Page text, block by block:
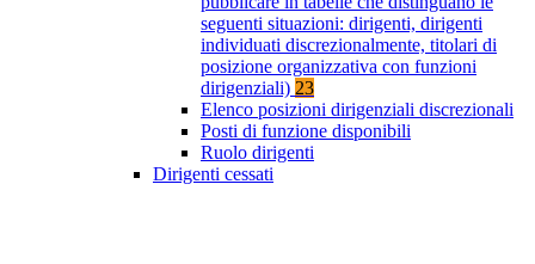
seguenti situazioni: dirigenti, dirigenti
individuati discrezionalmente, titolari di
posizione organizzativa con funzioni
dirigenziali) 23
Elenco posizioni dirigenziali discrezionali
Posti di funzione disponibili
Ruolo dirigenti
Dirigenti cessati